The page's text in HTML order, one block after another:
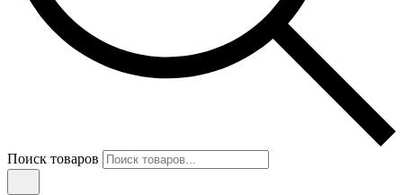
Поиск товаров